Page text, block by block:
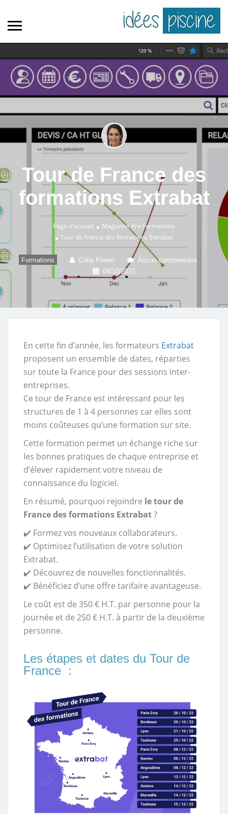
Tour de France des
formations Extrabat
Page d'accueil Magazine Pro Formations
Tour de France des formations Extrabat
Formations Celia Piareo
Aucun commentaire
04/10/2022
En cette fin d’année, les formateurs Extrabat
proposent un ensemble de dates, réparties
sur toute la France pour des sessions inter-
entreprises.
Ce tour de France est intéressant pour les
structures de 1 à 4 personnes car elles sont
moins coûteuses qu’une formation sur site.
Cette formation permet un échange riche sur
les bonnes pratiques de chaque entreprise et
d’élever rapidement votre niveau de
connaissance du logiciel.
En résumé, pourquoi rejoindre le tour de
France des formations Extrabat?
✔️ Formez vos nouveaux collaborateurs.
✔️ Optimisez l’utilisation de votre solution
Extrabat.
✔️ Découvrez de nouvelles fonctionnalités.
✔️ Bénéficiez d’une offre tarifaire avantageuse.
Le coût est de 350 € H.T. par personne pour la
journée et de 250 € H.T. à partir de la deuxième
personne.
Les étapes et dates du Tour de
France :